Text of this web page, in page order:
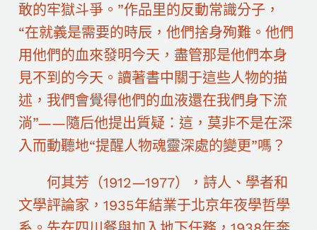
敢的牢獄斗爭。”作品里的反動常識分子，
“在就義是需要的時辰，他們捨身殉難。他們
用他們的血來發明今天，盡管那是他們本身
見不到的今天。讀著書中關于這些人物的描
述，我們會覺得他們的血液還在我們身下流
淌”——隨后他提出質疑：這，莫非不是在深
入而動聽地“提醒人物魂靈深處的變更”嗎？
何其芳（1912—1977），詩人、學者和
文學評論家，1935年結業于北京年夜學哲學